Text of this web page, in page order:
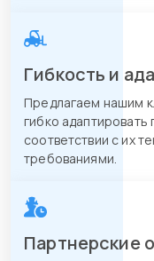
Гибкость и
Предлагаем нашим
гибко
соответствии с их
требованиями.
Партнерские